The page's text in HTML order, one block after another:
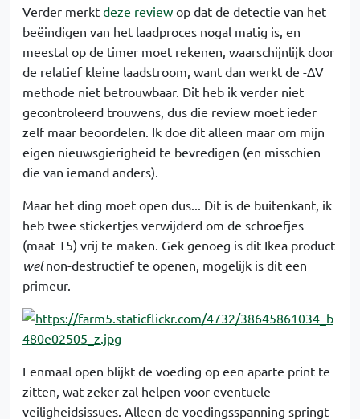
Verder merkt deze review op dat de detectie van het
beëindigen van het laadproces nogal matig is, en
meestal op de timer moet rekenen, waarschijnlijk door
de relatief kleine laadstroom, want dan werkt de -ΔV
methode niet betrouwbaar. Dit heb ik verder niet
gecontroleerd trouwens, dus die review moet ieder
zelf maar beoordelen. Ik doe dit alleen maar om mijn
eigen nieuwsgierigheid te bevredigen (en misschien
die van iemand anders).
Maar het ding moet open dus... Dit is de buitenkant, ik
heb twee stickertjes verwijderd om de schroefjes
(maat T5) vrij te maken. Gek genoeg is dit Ikea product
welnon-destructief te openen, mogelijk is dit een
primeur.
Eenmaal open blijkt de voeding op een aparte print te
zitten, wat zeker zal helpen voor eventuele
veiligheidsissues. Alleen de voedingsspanning springt